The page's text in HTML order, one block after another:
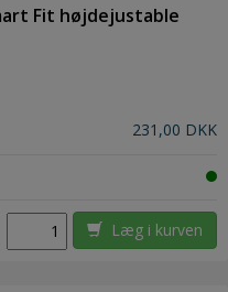
Fit højdejustable
231,00 DKK
Læg i kurven